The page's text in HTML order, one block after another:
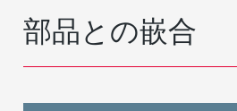
部品との嵌合